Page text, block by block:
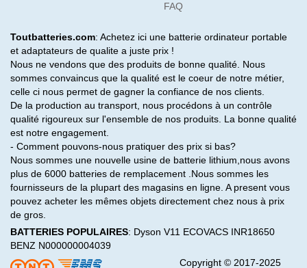
FAQ
Toutbatteries.com: Achetez ici une batterie ordinateur portable
et adaptateurs de qualite a juste prix !
Nous ne vendons que des produits de bonne qualité. Nous
sommes convaincus que la qualité est le coeur de notre métier,
celle ci nous permet de gagner la confiance de nos clients.
De la production au transport, nous procédons à un contrôle
qualité rigoureux sur l'ensemble de nos produits. La bonne qualité
est notre engagement.
- Comment pouvons-nous pratiquer des prix si bas?
Nous sommes une nouvelle usine de batterie lithium,nous avons
plus de 6000 batteries de remplacement .Nous sommes les
fournisseurs de la plupart des magasins en ligne. A present vous
pouvez acheter les mêmes objets directement chez nous à prix
de gros.
BATTERIES POPULAIRES: Dyson V11 ECOVACS INR18650
BENZ N000000004039
Copyright © 2017-2025